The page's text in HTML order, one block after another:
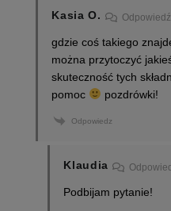
Kasia O.
gdzie coś takiego
można przytoczyć
skuteczność tych
pomoc
pozdrówki!
Odpowiedz
Klaudia
Podbijam pytanie!